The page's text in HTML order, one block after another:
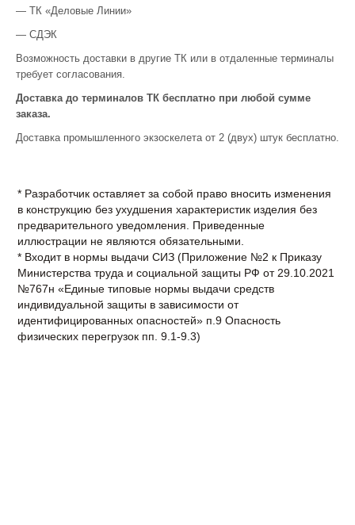
— ТК «Деловые Линии»
— СДЭК
Возможность доставки в другие ТК или в отдаленные терминалы
требует согласования.
Доставка до терминалов ТК бесплатно при любой сумме
заказа.
Доставка промышленного экзоскелета от 2 (двух) штук бесплатно.
* Разработчик оставляет за собой право вносить изменения
в конструкцию без ухудшения характеристик изделия без
предварительного уведомления. Приведенные
иллюстрации не являются обязательными.
* Входит в нормы выдачи СИЗ (Приложение №2 к Приказу
Министерства труда и социальной защиты РФ от 29.10.2021
№767н «Единые типовые нормы выдачи средств
индивидуальной защиты в зависимости от
идентифицированных опасностей» п.9 Опасность
физических перегрузок пп. 9.1-9.3)